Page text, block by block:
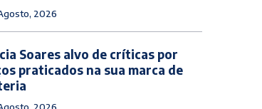
2026
Soares alvo de críticas por
praticados na sua marca de